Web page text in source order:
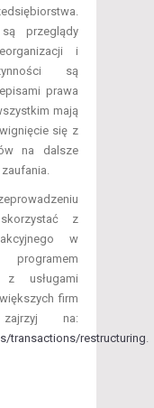
przeglądy
i
są
prawa
mają
się z
na dalsze
z
w
z usługami
firm
zajrzyj na:
transactions/restructuring.